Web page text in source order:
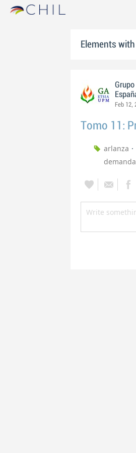
Elements
Feb 12,
Tomo 11:
arlanza
demanda